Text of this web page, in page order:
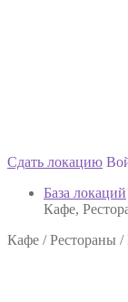
Сдать локацию
База локаций
Кафе,
Кафе / Рестораны